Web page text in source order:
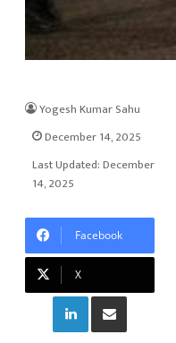
Yogesh Kumar Sahu
December 14, 2025
Last Updated: December
14, 2025
Facebook
X
LinkedInShare via Email